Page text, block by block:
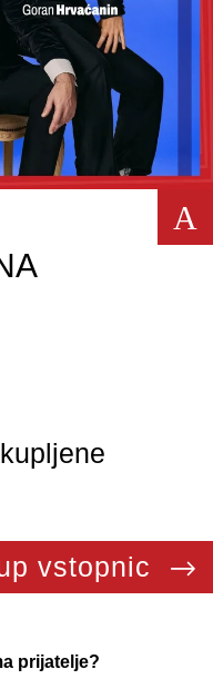
A
vstopnic
prijatelje?